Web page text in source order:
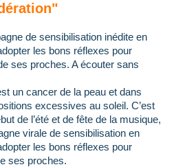
de sensibilisation inédite en
les bons réflexes pour
ses proches. A écouter sans
un cancer de la peau et dans
excessives au soleil. C’est
de l’été et de fête de la musique,
virale de sensibilisation en
les bons réflexes pour
ses proches.